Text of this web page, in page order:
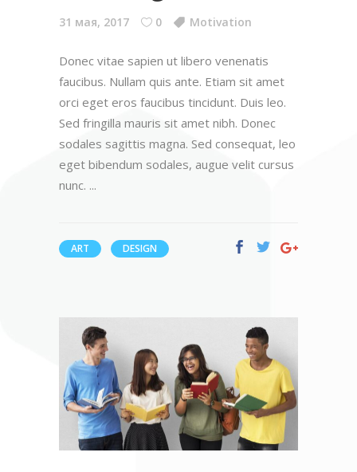
31 мая, 2017 0 Motivation
Donec vitae sapien ut libero venenatis
faucibus. Nullam quis ante. Etiam sit amet
orci eget eros faucibus tincidunt. Duis leo.
Sed fringilla mauris sit amet nibh. Donec
sodales sagittis magna. Sed consequat, leo
eget bibendum sodales, augue velit cursus
nunc.
ART DESIGN